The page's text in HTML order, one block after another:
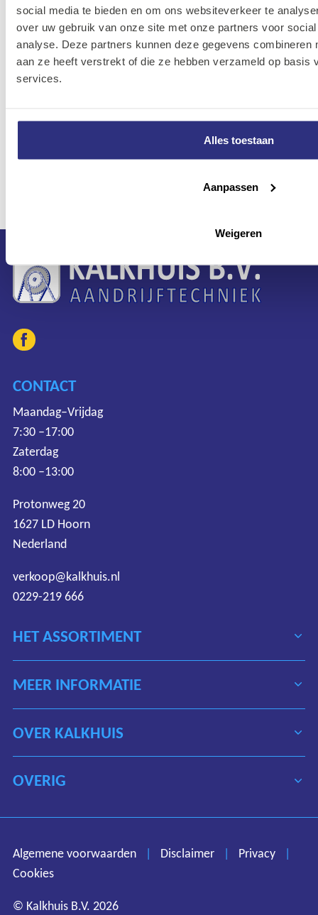
social media te bieden en om ons websiteverkeer te
over uw gebruik van onze site met onze partners voor
analyse. Deze partners kunnen deze gegevens combineren
aan ze heeft verstrekt of die ze hebben verzameld op basis
services.
Alles toestaan
Aanpassen
Weigeren
Disclaimer
Privacy
Koppelingen
METAL WORK
16 Artikelen
Koppelingen
HET ASSORTIMENT
MEER INFORMATIE
OVER KALKHUIS
CONTACT
Maandag–Vrijdag
7:30 –17:00
Zaterdag
8:00 –13:00
Protonweg 20
1627 LD Hoorn
Nederland
verkoop@kalkhuis.nl
0229-219 666
OVERIG
Algemene voorwaarden | Disclaimer | Privacy
|
Cookies
© Kalkhuis B.V. 2026